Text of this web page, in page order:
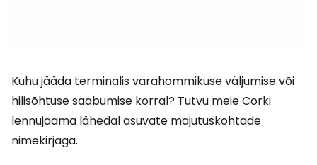
Kuhu jääda terminalis varahommikuse väljumise või
hilisõhtuse saabumise korral? Tutvu meie Corki
lennujaama lähedal asuvate majutuskohtade
nimekirjaga.